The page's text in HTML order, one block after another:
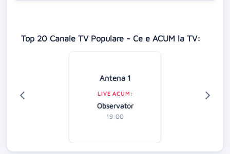
Top 20 Canale TV Populare - Ce e ACUM la TV:
Antena 1
LIVE ACUM:
Observator
19:00